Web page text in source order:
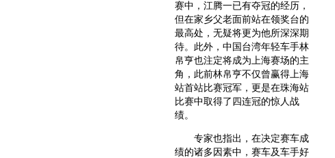
赛中，江腾一已有夺冠的经历，
但在家乡父老面前站在领奖台的
最高处，无疑将更为他所深深期
待。此外，中国台湾年轻车手林
帛亨也注定将成为上海赛场的主
角，此前林帛亨不仅曾赢得上海
站首站比赛冠军，更是在珠海站
比赛中取得了四连冠的惊人战
绩。
专家也指出，在决定赛车成
绩的诸多因素中，赛车及车手好